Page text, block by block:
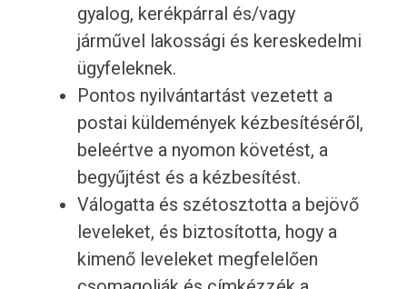
gyalog, kerékpárral és/vagy
járművel lakossági és kereskedelmi
ügyfeleknek.
Pontos nyilvántartást vezetett a
postai küldemények kézbesítéséről,
beleértve a nyomon követést, a
begyűjtést és a kézbesítést.
Válogatta és szétosztotta a bejövő
leveleket, és biztosította, hogy a
kimenő leveleket megfelelően